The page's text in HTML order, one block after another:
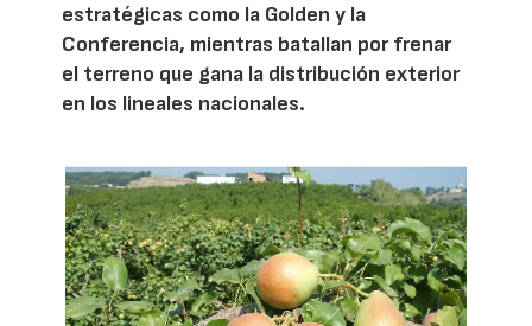
estratégicas como la Golden y la
Conferencia, mientras batallan por frenar
el terreno que gana la distribución exterior
en los lineales nacionales.